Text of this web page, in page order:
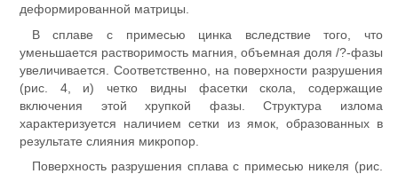
деформированной матрицы.
В сплаве с примесью цинка вследствие того, что
уменьшается растворимость магния, объемная доля /?-фазы
увеличивается. Соответственно, на поверхности разрушения
(рис. 4, и) четко видны фасетки скола, содержащие
включения этой хрупкой фазы. Структура излома
характеризуется наличием сетки из ямок, образованных в
результате слияния микропор.
Поверхность разрушения сплава с примесью никеля (рис.